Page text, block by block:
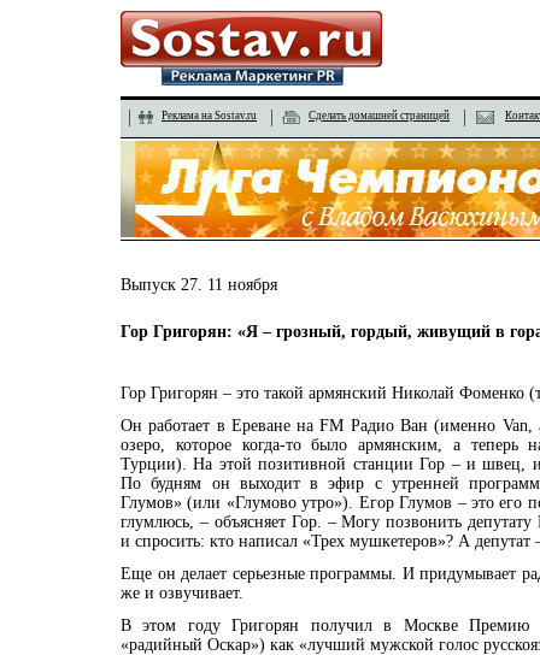
Реклама на Sostav.ru Сделать домашней страницей
Выпуск 27. 11 ноября
Гор Григорян: «Я – грозный, гордый, живущий в
Гор Григорян – это такой армянский Николай Фоменко
Он работает в Ереване на FM Радио Ван (именно Van,
озеро, которое когда-то было армянским, а теперь
Турции). На этой позитивной станции Гор – и швец,
По будням он выходит в эфир с утренней
Глумов» (или «Глумово утро»). Егор Глумов – это его
глумлюсь, – объясняет Гор. – Могу позвонить депутату
и спросить: кто написал «Трех мушкетеров»? А
Еще он делает серьезные программы. И придумывает
же и озвучивает.
В этом году Григорян получил в Москве Премию
«радийный Оскар») как «лучший мужской голос